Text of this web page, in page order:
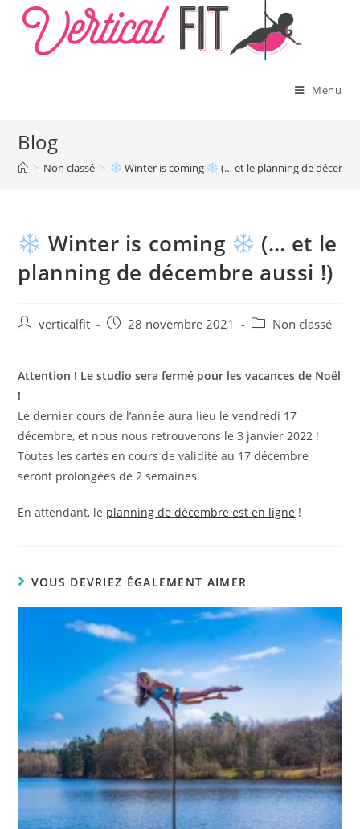
content
Menu
Blog
> Non classé > Winter is coming (… et le planning de
Winter is coming
(… et le
planning de décembre aussi !)
Auteur/autrice
publication :
verticalfit
Publication
28 novembre 2021
PostNon classé
Attention ! Le studio sera fermé pour les vacances de Noël
!
Le dernier cours de l’année aura lieu le vendredi 17
décembre, et nous nous retrouverons le 3 janvier 2022 !
Toutes les cartes en cours de validité au 17 décembre
seront prolongées de 2 semaines.
En attendant, le planning de décembre est en ligne !
VOUS DEVRIEZ ÉGALEMENT AIMER